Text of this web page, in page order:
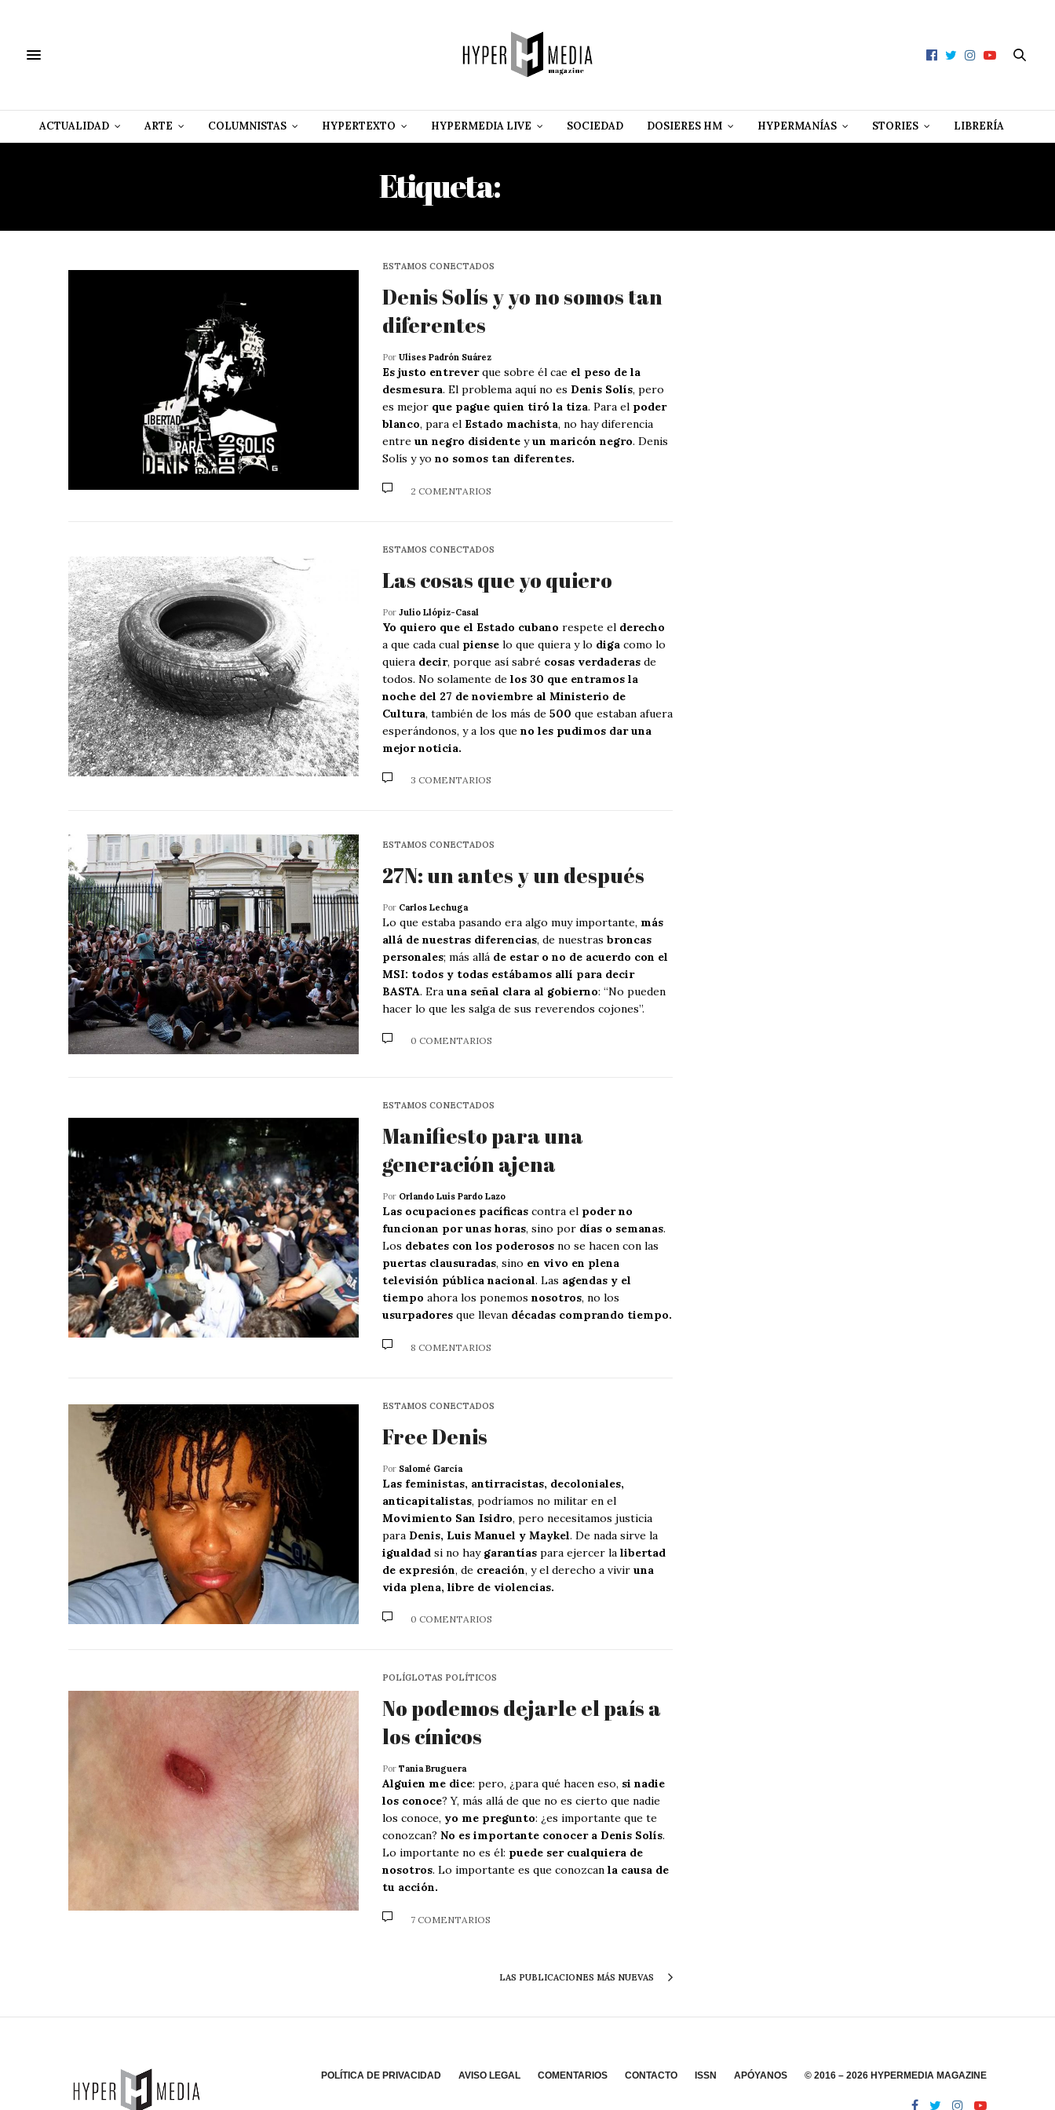
ACTUALIDAD ARTE COLUMNISTAS HYPERTEXTO HYPERMEDIA LIVE SOCIEDAD DOSIERES HM HYPERMANÍAS STORIES LIBRERÍA
Etiqueta:
ESTAMOS CONECTADOS
Denis Solís y yo no somos tan
diferentes
Por Ulises Padrón Suárez
Es justo entreverque sobre él cae el peso de la
desmesura. El problema aquí no es Denis Solís, pero
es mejor que pague quien tiró la tiza. Para el poder
blanco, para el Estado machista, no hay diferencia
entre un negro disidente yun maricón negro. Denis
Solís y yo no somos tan diferentes.
2 COMENTARIOS
ESTAMOS CONECTADOS
Las cosas que yo quiero
Por Julio Llópiz-Casal
Yo quiero que el Estado cubano respete el derecho
a que cada cual piense lo que quiera y lo diga como lo
quiera decir, porque así sabré cosas verdaderas de
todos. No solamente de los 30 que entramos la
noche del 27 de noviembre al Ministerio de
Cultura, también de los más de 500 que estaban afuera
esperándonos, y a los que no les pudimos dar una
mejor noticia.
3 COMENTARIOS
ESTAMOS CONECTADOS
27N: un antes y un después
Por Carlos Lechuga
Lo que estaba pasando era algo muy importante, más
allá de nuestras diferencias, de nuestras broncas
personales; más allá de estar o no de acuerdo con el
MSI: todos y todas estábamos allí para decir
BASTA. Era una señal clara al gobierno: “No pueden
hacer lo que les salga de sus reverendos cojones”.
0 COMENTARIOS
ESTAMOS CONECTADOS
Manifiesto para una
generación ajena
Por Orlando Luis Pardo Lazo
Las ocupaciones pacíficas contra el poder no
funcionan por unas horas, sino por días o semanas.
Los debates con los poderosos no se hacen con las
puertas clausuradas, sino en vivo en plena
televisión pública nacional. Las agendas y el
tiempo ahora los ponemos nosotros, no los
usurpadores que llevan décadas comprando tiempo.
8 COMENTARIOS
ESTAMOS CONECTADOS
Free Denis
Por Salomé García
Las feministas, antirracistas, decoloniales,
anticapitalistas, podríamos no militar en el
Movimiento San Isidro, pero necesitamos justicia
para Denis, Luis Manuel y Maykel. De nada sirve la
igualdad si no hay garantías para ejercer la libertad
de expresión, de creación, y el derecho a vivir una
vida plena, libre de violencias.
0 COMENTARIOS
POLÍGLOTAS POLÍTICOS
No podemos dejarle el país a
los cínicos
Por Tania Bruguera
Alguien me dice: pero, ¿para qué hacen eso, si nadie
los conoce? Y, más allá de que no es cierto que nadie
los conoce, yo me pregunto: ¿es importante que te
conozcan? No es importante conocer a Denis Solís.
Lo importante no es él: puede ser cualquiera de
nosotros. Lo importante es que conozcan la causa de
tu acción.
7 COMENTARIOS
LAS PUBLICACIONES MÁS NUEVAS
POLÍTICA DE PRIVACIDAD AVISO LEGAL COMENTARIOS CONTACTO ISSN APÓYANOS © 2016 – 2026 HYPERMEDIA MAGAZINE